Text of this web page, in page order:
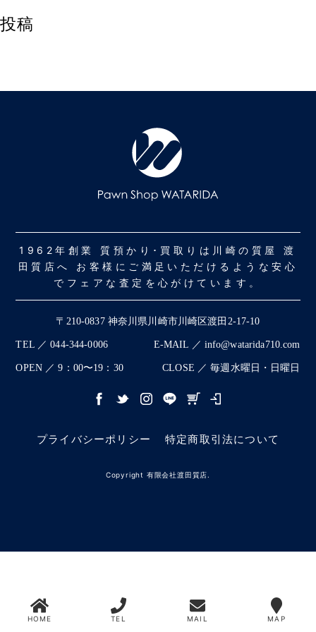
投稿
1962年創業 質預かり･買取りは川崎の質屋 渡
田質店へ お客様にご満足いただけるような安心
でフェアな査定を心がけています。
〒210-0837 神奈川県川崎市川崎区渡田2-17-10
TEL ／ 044-344-0006 E-MAIL ／ info@watarida710.com
OPEN ／ 9：00〜19：30 CLOSE ／ 毎週水曜日・日曜日
プライバシーポリシー 特定商取引法について
Copyright 有限会社渡田質店.
HOME TEL MAIL MAP